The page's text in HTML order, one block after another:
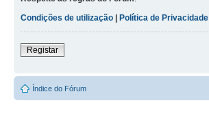
Condições de utilização | Política de Privacidade
Registar
Índice do Fórum